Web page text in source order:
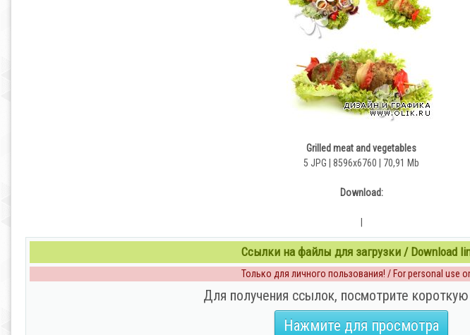
Grilled meat and vegetables
5 JPG | 8596x6760 | 70,91 Mb
Download:
Ссылки на файлы для загрузки / Download
Только для личного пользования! / For personal use
Для получения ссылок, посмотрите
Нажмите для просмотра